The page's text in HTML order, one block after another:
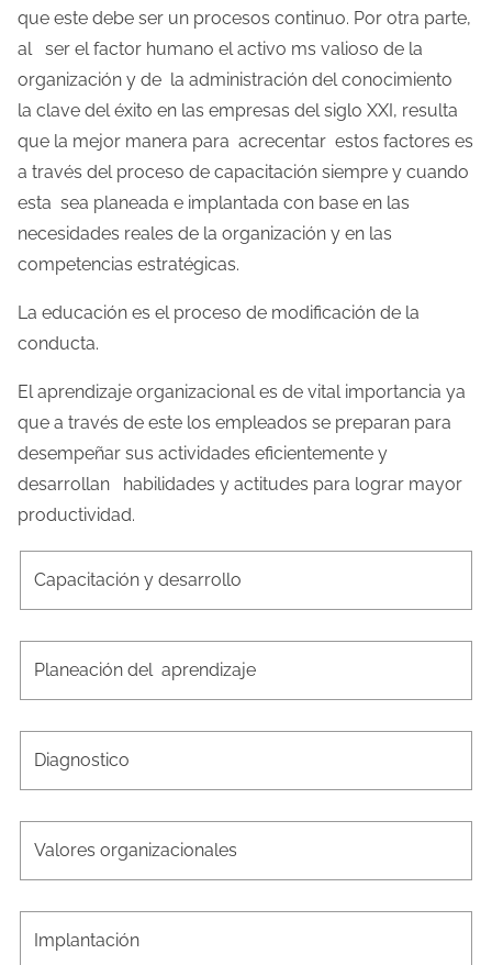
a
que este debe ser un procesos continuo. Por otra parte,
al ser el factor humano el activo ms valioso de la
organización y de la administración del conocimiento
la clave del éxito en las empresas del siglo XXI, resulta
que la mejor manera para acrecentar estos factores es
a través del proceso de capacitación siempre y cuando
esta sea planeada e implantada con base en las
necesidades reales de la organización y en las
competencias estratégicas.
La educación es el proceso de modificación de la
conducta.
El aprendizaje organizacional es de vital importancia ya
que a través de este los empleados se preparan para
desempeñar sus actividades eficientemente y
desarrollan habilidades y actitudes para lograr mayor
productividad.
Capacitación y desarrollo
Planeación del aprendizaje
Diagnostico
Valores organizacionales
Implantación